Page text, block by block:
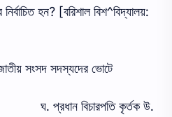
নির্বাচিত হন? [বরিশাল বিশ^বিদ্যালয়:
সংসদ সদস্যদের ভোটে
ঘ. প্রধান বিচারপতি কৃর্তক উ.